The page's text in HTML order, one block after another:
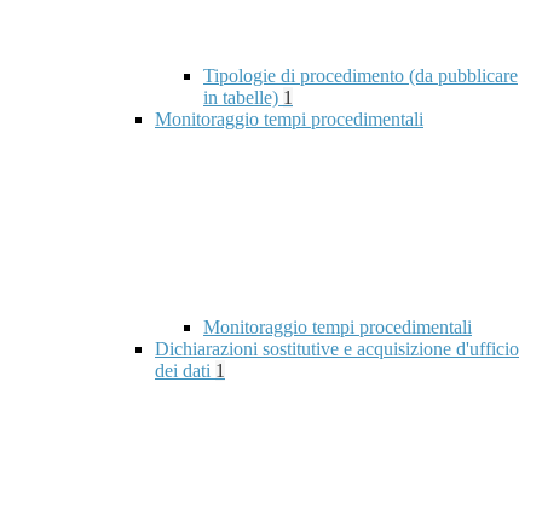
Tipologie di procedimento (da pubblicare
in tabelle) 1
Monitoraggio tempi procedimentali
Monitoraggio tempi procedimentali
Dichiarazioni sostitutive e acquisizione d'ufficio
dei dati 1